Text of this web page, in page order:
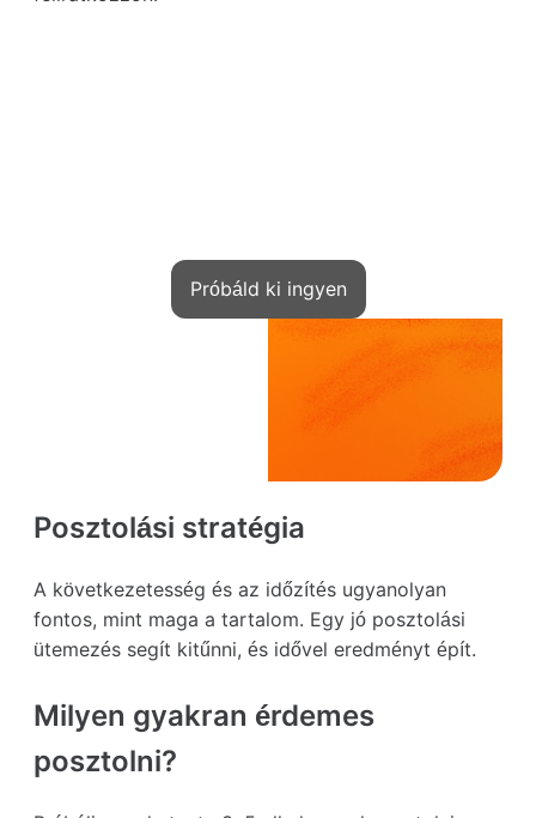
Próbáld ki ingyen
Posztolási stratégia
A következetesség és az időzítés ugyanolyan
fontos, mint maga a tartalom. Egy jó posztolási
ütemezés segít kitűnni, és idővel eredményt épít.
Milyen gyakran érdemes
posztolni?